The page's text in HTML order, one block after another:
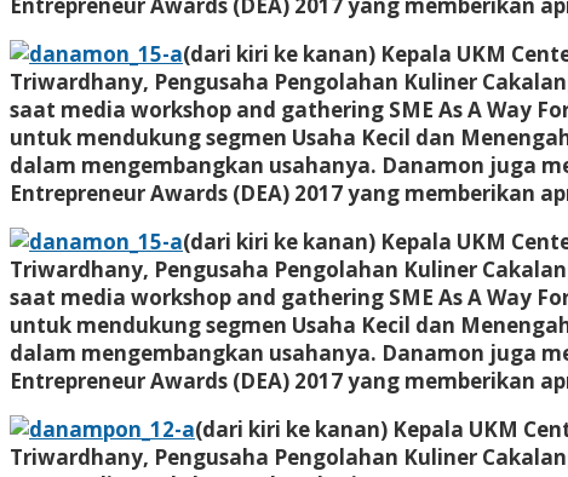
(dari kiri ke kanan) Kepala UKM
Triwardhany, Pengusaha Pengolahan Kuliner
saat media workshop and gathering SME As A Way
untuk mendukung segmen Usaha Kecil dan
dalam mengembangkan usahanya. Danamon juga
Entrepreneur Awards (DEA) 2017 yang memberikan
(dari kiri ke kanan) Kepala UKM
Triwardhany, Pengusaha Pengolahan Kuliner
saat media workshop and gathering SME As A Way
untuk mendukung segmen Usaha Kecil dan
dalam mengembangkan usahanya. Danamon juga
Entrepreneur Awards (DEA) 2017 yang memberikan
(dari kiri ke kanan) Kepala UKM
Triwardhany, Pengusaha Pengolahan Kuliner